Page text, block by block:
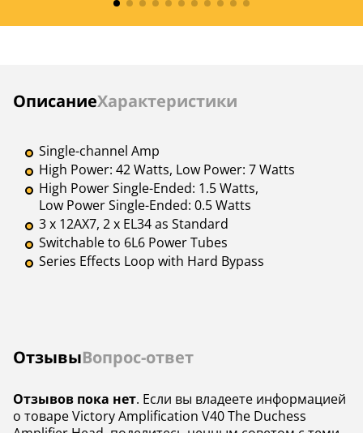
ОписаниеХарактеристики
Инструкции
Single-channel Amp
High Power: 42 Watts, Low Power: 7 Watts
High Power Single-Ended: 1.5 Watts,
Low Power Single-Ended: 0.5 Watts
3 x 12AX7, 2 x EL34 as Standard
Switchable to 6L6 Power Tubes
Series Effects Loop with Hard Bypass
ОтзывыВопрос-ответ
Отзывов пока нет. Если вы владеете информацией
о товаре Victory Amplification V40 The Duchess